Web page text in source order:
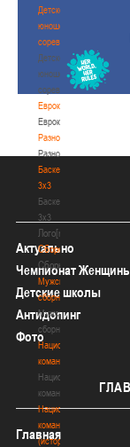
Детско-
юношеские
соревнования
Детско-
юношеские
соревнования
Еврокубки
Еврокубки
Разное
Разное
Баскетбол
3х3
Баскетбол
3х3
Лого[modid=121]
Сборные
Сборные
Мужские
сборные
Мужские
сборные
Национальная
команда
Национальная
команда
Национальная
команда
(история)
Актуально
Чемпионат
Детские школы
Антидопинг
Фото
Главная